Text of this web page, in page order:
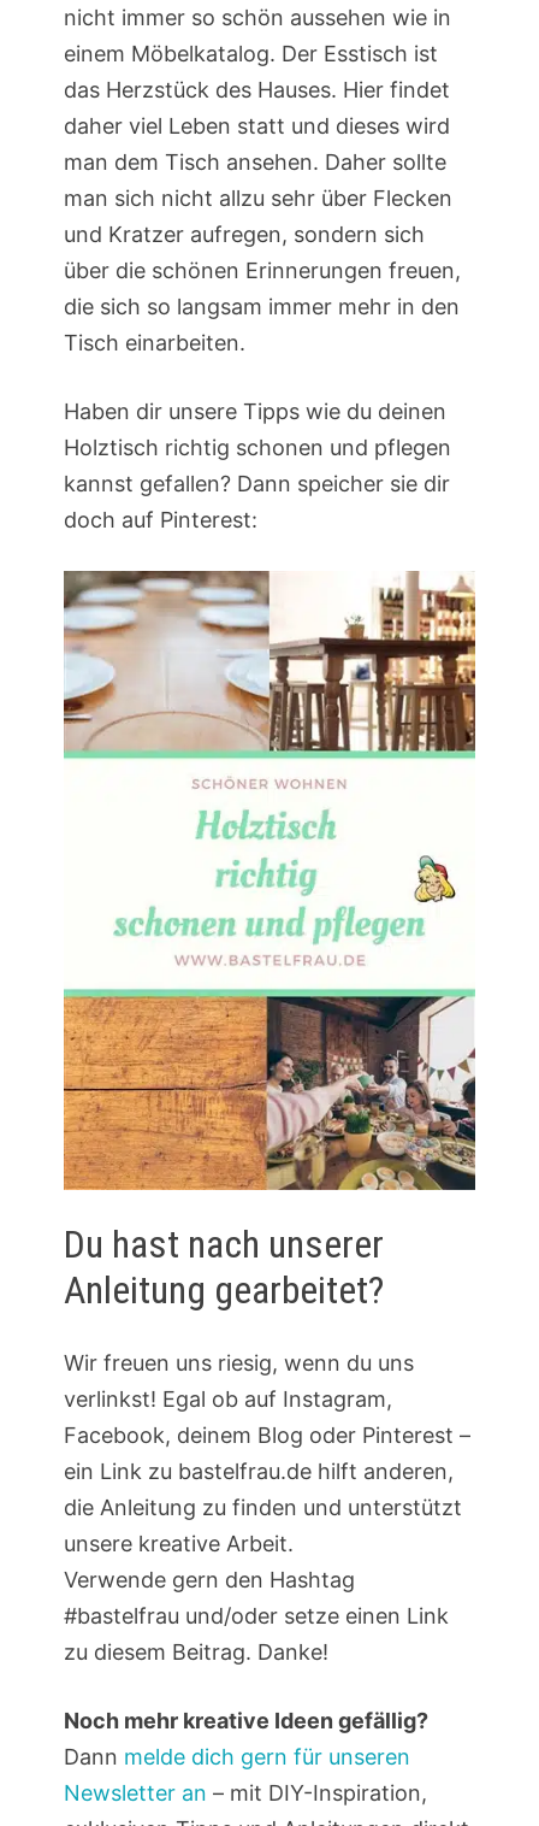
nicht immer so schön aussehen wie in
einem Möbelkatalog. Der Esstisch ist
das Herzstück des Hauses. Hier findet
daher viel Leben statt und dieses wird
man dem Tisch ansehen. Daher sollte
man sich nicht allzu sehr über Flecken
und Kratzer aufregen, sondern sich
über die schönen Erinnerungen freuen,
die sich so langsam immer mehr in den
Tisch einarbeiten.
Haben dir unsere Tipps wie du deinen
Holztisch richtig schonen und pflegen
kannst gefallen? Dann speicher sie dir
doch auf Pinterest:
Du hast nach unserer
Anleitung gearbeitet?
Wir freuen uns riesig, wenn du uns
verlinkst! Egal ob auf Instagram,
Facebook, deinem Blog oder Pinterest –
ein Link zu bastelfrau.de hilft anderen,
die Anleitung zu finden und unterstützt
unsere kreative Arbeit.
Verwende gern den Hashtag
#bastelfrau und/oder setze einen Link
zu diesem Beitrag. Danke!
Noch mehr kreative Ideen gefällig?
Dann melde dich gern für unseren
Newsletter an – mit DIY-Inspiration,